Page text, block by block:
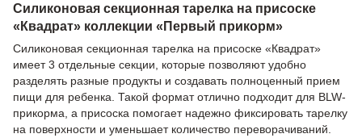
Силиконовая секционная тарелка на присоске
«Квадрат» коллекции «Первый прикорм»
Силиконовая секционная тарелка на присоске «Квадрат»
имеет 3 отдельные секции, которые позволяют удобно
разделять разные продукты и создавать полноценный прием
пищи для ребенка. Такой формат отлично подходит для BLW-
прикорма, а присоска помогает надежно фиксировать тарелку
на поверхности и уменьшает количество переворачиваний.